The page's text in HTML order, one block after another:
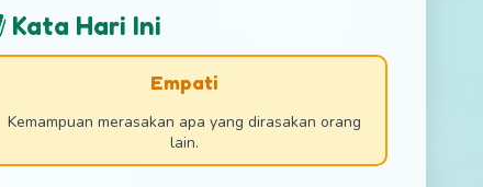
Kata Hari Ini
Empati
Kemampuan merasakan apa yang dirasakan orang
lain.